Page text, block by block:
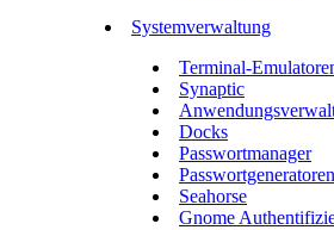
Systemverwaltung
Terminal-
Synaptic
Docks
Passwortmanager
Passwortgeneratoren
Seahorse
Gnome